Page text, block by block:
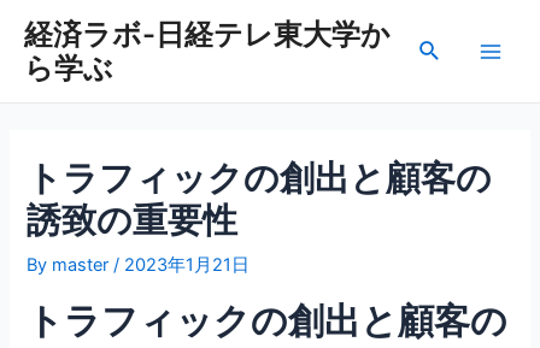
経済ラボ-日経テレ東大学か
ら学ぶ
検
トラフィックの創出と顧客の
誘致の重要性
By master / 2023年1月21日
トラフィックの創出と顧客の